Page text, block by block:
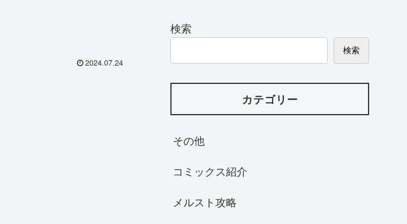
2024.07.24
検索
検索
カテゴリー
その他
コミックス紹介
メルスト攻略